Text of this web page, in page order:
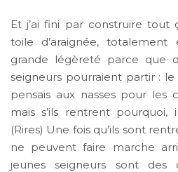
Et j’ai fini par construire
toile d’araignée, totalement
grande légèreté parce que
seigneurs pourraient partir :
pensais aux nasses pour les
mais s’ils rentrent
(Rires) Une fois qu’ils sont
ne peuvent faire marche
jeunes seigneurs sont des